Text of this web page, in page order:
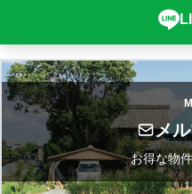
メ
お得な物